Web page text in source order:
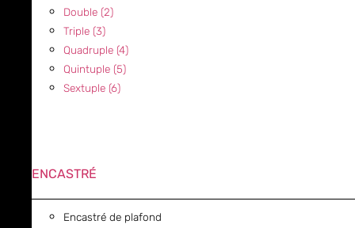
Double (2)
Triple (3)
Quadruple (4)
Quintuple (5)
Sextuple (6)
ENCASTRÉ
Encastré de plafond